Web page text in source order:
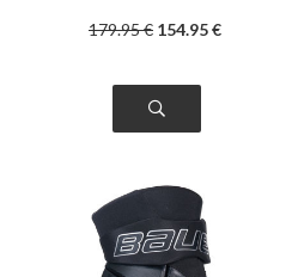
179.95€ 154.95€